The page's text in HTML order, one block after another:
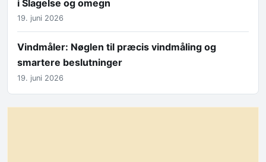
i Slagelse og omegn
19. juni 2026
Vindmåler: Nøglen til præcis vindmåling og
smartere beslutninger
19. juni 2026